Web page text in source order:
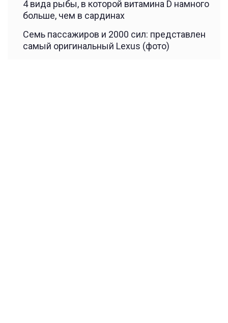
4 вида рыбы, в которой витамина D намного
больше, чем в сардинах
Семь пассажиров и 2000 сил: представлен
самый оригинальный Lexus (фото)